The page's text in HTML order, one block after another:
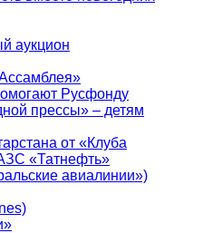
аукцион
Русфонду
прессы» – детям
от «Клуба
«Татнефть»
авиалинии»)